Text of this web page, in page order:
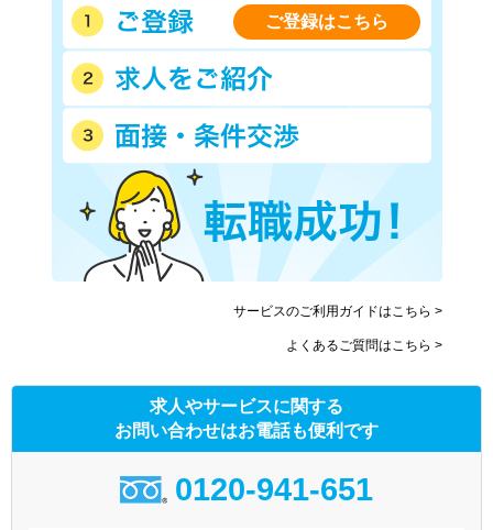
ご登録はこちら
サービスのご利用ガイドはこちら >
よくあるご質問はこちら >
求人やサービスに関する
お問い合わせはお電話も便利です
0120-941-651